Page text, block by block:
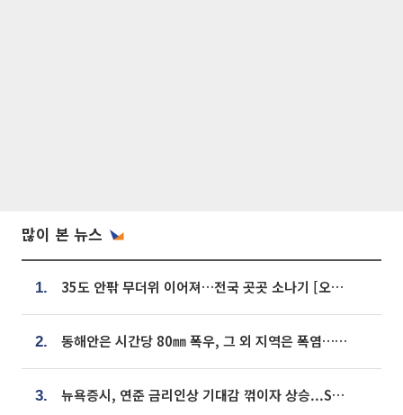
많이 본 뉴스
1. 35도 안팎 무더위 이어져…전국 곳곳 소나기 [오늘 날씨]
2. 동해안은 시간당 80㎜ 폭우, 그 외 지역은 폭염…‘극과 극 날씨’
3. 뉴욕증시, 연준 금리인상 기대감 꺾이자 상승...S&P500 사상 최고치 [종합]